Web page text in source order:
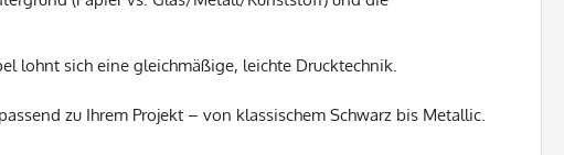
lohnt sich eine gleichmäßige, leichte Drucktechnik.
zu Ihrem Projekt – von klassischem Schwarz bis Metallic.